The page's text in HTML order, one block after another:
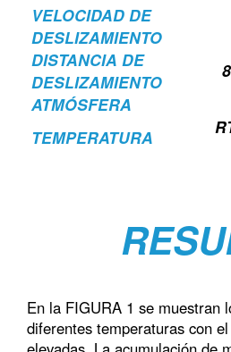
VELOCIDAD DE
DESLIZAMIENTO
DISTANCIA DE
DESLIZAMIENTO
ATMÓSFERA
TEMPERATURA
En la FIGURA 1 se muestran
diferentes temperaturas con